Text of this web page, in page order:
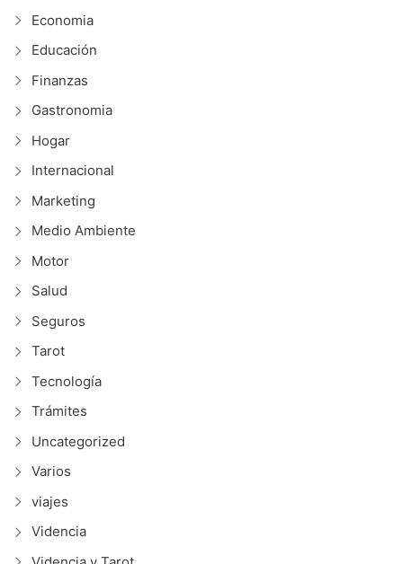
Economia
Educación
Finanzas
Gastronomia
Hogar
Internacional
Marketing
Medio Ambiente
Motor
Salud
Seguros
Tarot
Tecnología
Trámites
Uncategorized
Varios
viajes
Videncia